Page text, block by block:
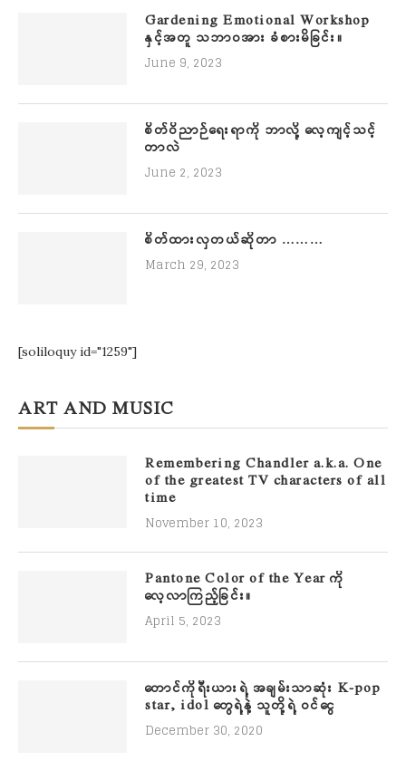
Gardening Emotional Workshop
နှင့်အတူ သဘာဝအား ခံစားမိခြင်း။
June 9, 2023
စိတ်ဝိညာဉ်ရေးရာကို ဘာလို့ လေ့ကျင့်သင့်
တာလဲ
June 2, 2023
စိတ်ထားလှတယ်ဆိုတာ ………
March 29, 2023
[soliloquy id="1259"]
ART AND MUSIC
Remembering Chandler a.k.a. One
of the greatest TV characters of all
time
November 10, 2023
Pantone Color of the Year ကို
လေ့လာကြည့်ခြင်း။
April 5, 2023
တောင်ကိုရီးယားရဲ့ အချမ်းသာဆုံး K-pop
star, idol တွေရဲ့နဲ့ သူတို့ရဲ့ ဝင်ငွေ
December 30, 2020